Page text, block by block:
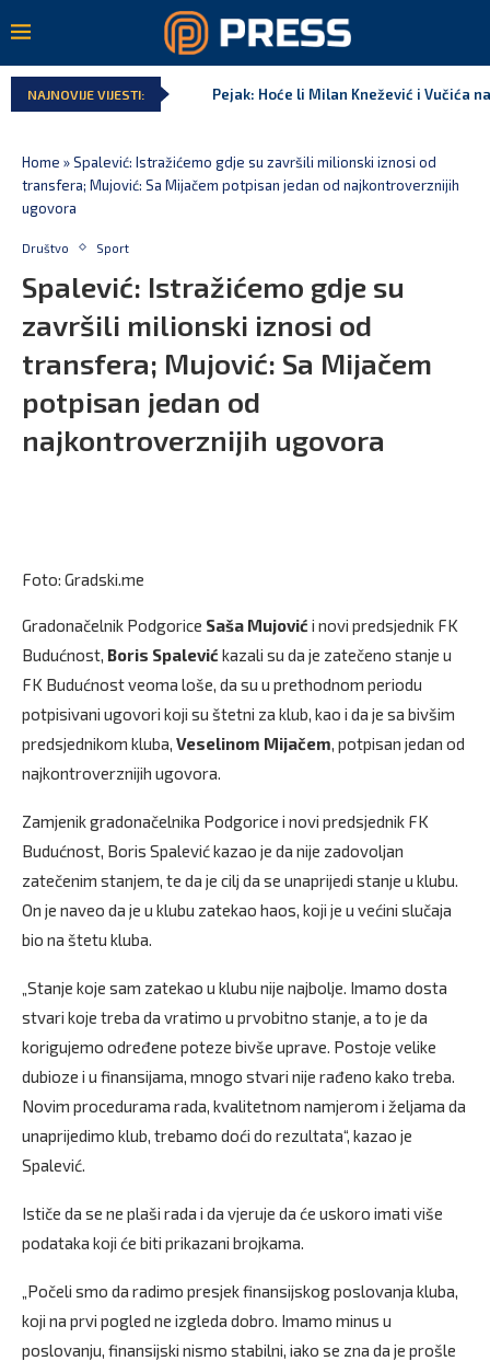
NAJNOVIJE VIJESTI: Pejak: Hoće li Milan Knežević i Vučića
Home »Spalević: Istražićemo gdje su završili milionski iznosi od
transfera; Mujović: Sa Mijačem potpisan jedan od najkontroverznijih
ugovora
Društvo Sport
Spalević: Istražićemo gdje su
završili milionski iznosi od
transfera; Mujović: Sa Mijačem
potpisan jedan od
najkontroverznijih ugovora
Foto: Gradski.me
Gradonačelnik Podgorice Saša Mujović i novi predsjednik FK
Budućnost, Boris Spalević kazali su da je zatečeno stanje u
FK Budućnost veoma loše, da su u prethodnom periodu
potpisivani ugovori koji su štetni za klub, kao i da je sa bivšim
predsjednikom kluba, Veselinom Mijačem, potpisan jedan od
najkontroverznijih ugovora.
Zamjenik gradonačelnika Podgorice i novi predsjednik FK
Budućnost, Boris Spalević kazao je da nije zadovoljan
zatečenim stanjem, te da je cilj da se unaprijedi stanje u klubu.
On je naveo da je u klubu zatekao haos, koji je u većini slučaja
bio na štetu kluba.
„Stanje koje sam zatekao u klubu nije najbolje. Imamo dosta
stvari koje treba da vratimo u prvobitno stanje, a to je da
korigujemo određene poteze bivše uprave. Postoje velike
dubioze i u finansijama, mnogo stvari nije rađeno kako treba.
Novim procedurama rada, kvalitetnom namjerom i željama da
unaprijedimo klub, trebamo doći do rezultata“, kazao je
Spalević.
Ističe da se ne plaši rada i da vjeruje da će uskoro imati više
podataka koji će biti prikazani brojkama.
„Počeli smo da radimo presjek finansijskog poslovanja kluba,
koji na prvi pogled ne izgleda dobro. Imamo minus u
poslovanju, finansijski nismo stabilni, iako se zna da je prošle